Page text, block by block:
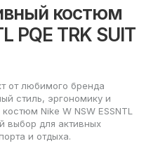
костюм
PQE TRK SUIT
от любимого бренда
стиль, эргономику и
Nike W NSW ESSNTL
выбор для активных
и отдыха.